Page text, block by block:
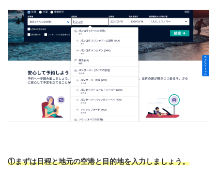
①まずは日程と地元の空港と目的地を入力しましょう。